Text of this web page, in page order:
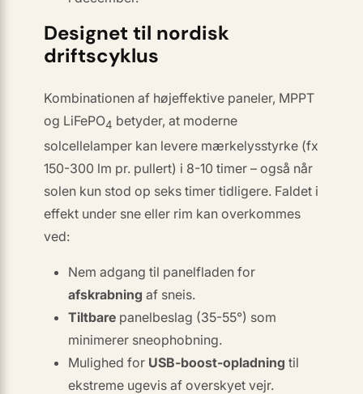
Designet til nordisk
driftscyklus
Kombinationen af højeffektive paneler, MPPT
og LiFePO4 betyder, at moderne
solcellelamper kan levere mærkelysstyrke (fx
150-300 lm pr. pullert) i 8-10 timer – også når
solen kun stod op seks timer tidligere. Faldet i
effekt under sne eller rim kan overkommes
ved:
Nem adgang til panelfladen for
afskrabning af sneis.
Tiltbare panelbeslag (35-55°) som
minimerer sneophobning.
Mulighed for USB-boost-opladning til
ekstreme ugevis af overskyet vejr.